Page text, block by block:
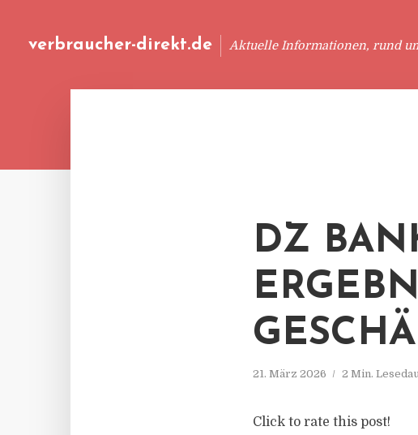
verbraucher-direkt.de Aktuelle Informationen, rund
DZ
21. März 2026 2 Min.
Click to rate this post!